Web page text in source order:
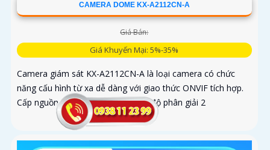
CAMERA DOME KX-A2112CN-A
Giá Bán:
Giá Khuyến Mại: 5%-35%
Camera giám sát KX-A2112CN-A là loại camera có chức
năng cấu hình từ xa dễ dàng với giao thức ONVIF tích hợp.
Cấp nguồn qua dây tín hiệu hỗ trợ độ phân giải 2